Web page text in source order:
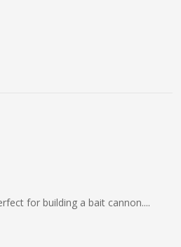
for building a bait cannon....